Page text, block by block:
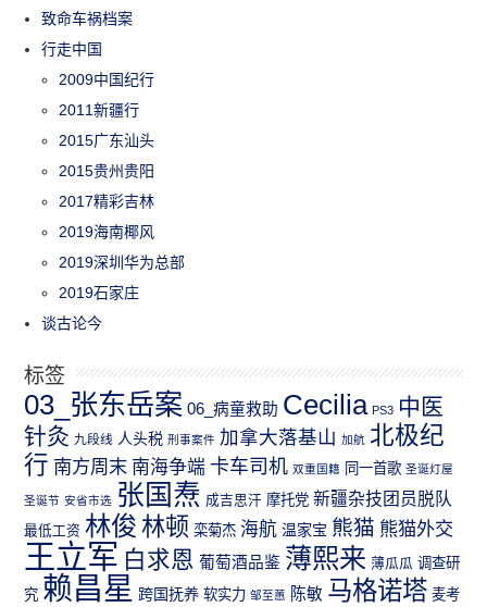
致命车祸档案
行走中国
2009中国纪行
2011新疆行
2015广东汕头
2015贵州贵阳
2017精彩吉林
2019海南椰风
2019深圳华为总部
2019石家庄
谈古论今
标签
03_张东岳案 06_病童救助 Cecilia PS3 中医
针灸 九段线 人头税 刑事案件 加拿大落基山 加航 北极纪
行 南方周末 南海争端 卡车司机 双重国籍 同一首歌 圣诞灯屋
圣诞节 安省市选 张国焘 成吉思汗 摩托党 新疆杂技团员脱队
最低工资 林俊 林顿 栾菊杰 海航 温家宝 熊猫 熊猫外交
王立军 白求恩 葡萄酒品鉴 薄熙来 薄瓜瓜 调查研
究 赖昌星 跨国抚养 软实力 邹至蕙 陈敏 马格诺塔 麦考